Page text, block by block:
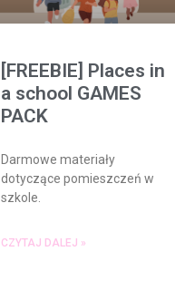
[FREEBIE] Places in
a school GAMES
PACK
Darmowe materiały
dotyczące pomieszczeń w
szkole.
CZYTAJ DALEJ »